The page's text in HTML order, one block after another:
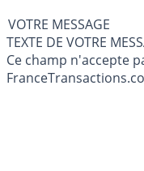
VOTRE MESSAGE
Ce champ n'accepte